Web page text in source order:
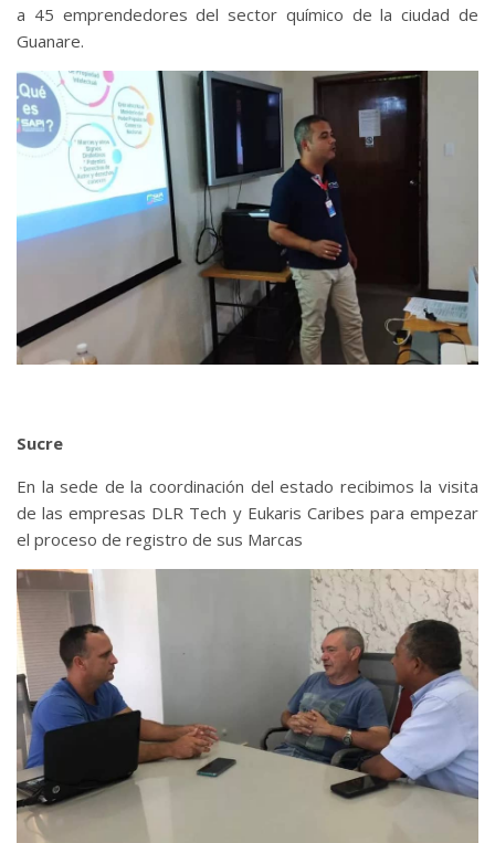
a 45 emprendedores del sector químico de la ciudad de
Guanare.
Sucre
En la sede de la coordinación del estado recibimos la visita
de las empresas DLR Tech y Eukaris Caribes para empezar
el proceso de registro de sus Marcas